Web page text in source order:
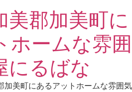
美郡加美町に
ホームな雰囲
にるばな
加美町にあるアットホームな雰囲気